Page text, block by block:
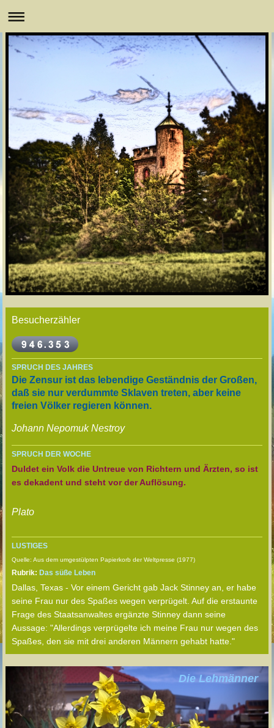
Besucherzähler
SPRUCH DES JAHRES
Die Zensur ist das lebendige Geständnis der Großen,
daß sie nur verdummte Sklaven treten, aber keine
freien Völker regieren können.
Johann Nepomuk Nestroy
SPRUCH DER WOCHE
Duldet ein Volk die Untreue von Richtern und Ärzten, so ist
es dekadent und steht vor der Auflösung.
Plato
LUSTIGES
Quelle: Aus dem umgestülpten Papierkorb der Weltpresse (1977)
Rubrik: Das süße Leben
Dallas, Texas - Vor einem Gericht gab Jack Stinney an, er habe
seine Frau nur des Spaßes wegen verprügelt. Auf die erstaunte
Frage des Staatsanwaltes ergänzte Stinney dann seine
Aussage: "Allerdings verprügelte ich meine Frau nur wegen des
Spaßes, den sie mit drei anderen Männern gehabt hatte."
Die Lehmänner